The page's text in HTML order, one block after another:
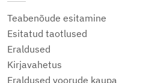
Teabenõude esitamine
Esitatud taotlused
Eraldused
Kirjavahetus
Eraldused voorude kaupa